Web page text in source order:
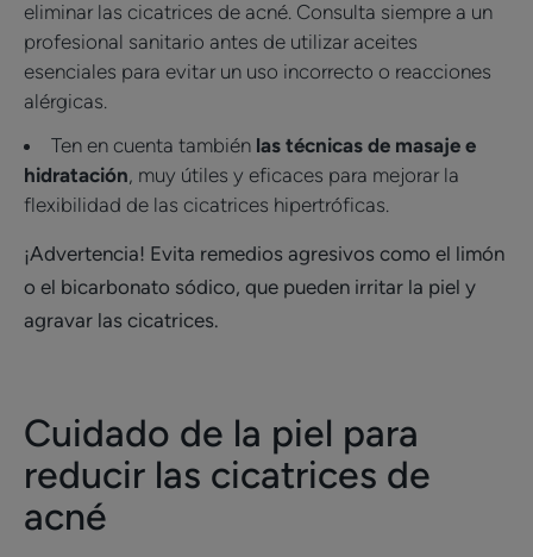
eliminar las cicatrices de acné. Consulta siempre a un
profesional sanitario antes de utilizar aceites
esenciales para evitar un uso incorrecto o reacciones
alérgicas.
Ten en cuenta también las técnicas de masaje e
hidratación, muy útiles y eficaces para mejorar la
flexibilidad de las cicatrices hipertróficas.
¡Advertencia! Evita remedios agresivos como el limón
o el bicarbonato sódico, que pueden irritar la piel y
agravar las cicatrices.
Cuidado de la piel para
reducir las cicatrices de
acné